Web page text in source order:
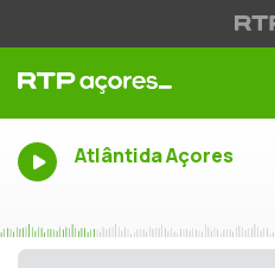
Atlântida Açores